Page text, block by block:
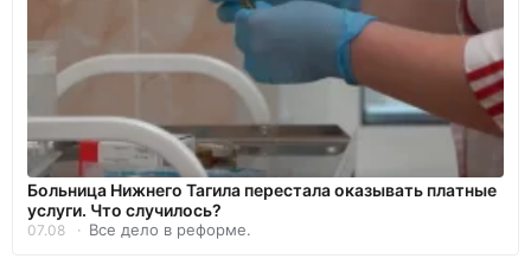
Больница Нижнего Тагила перестала оказывать платные
услуги. Что случилось?
07.08 Все дело в реформе.